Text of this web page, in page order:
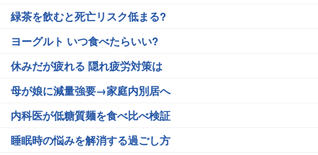
緑茶を飲むと死亡リスク低まる?
ヨーグルト いつ食べたらいい?
休みだが疲れる 隠れ疲労対策は
母が娘に減量強要→家庭内別居へ
内科医が低糖質麺を食べ比べ検証
睡眠時の悩みを解消する過ごし方